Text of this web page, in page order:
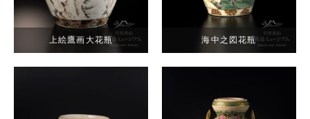
上絵鷹画大花瓶 海中之図花瓶